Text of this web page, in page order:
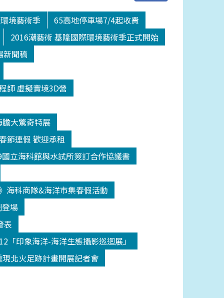
境藝術季
65高地停車場7/4起收費
2016潮藝術 基隆國際環境藝術季正式開始
新聞稿
師 虛擬實境3D營
大驚奇特展
節連假 歡迎承租
國立海科館與水試所簽訂合作協議書
海科商隊&海洋市集春假活動
場
表
「印象海洋-海洋生態攝影巡迴展」
現北火足跡計畫開展記者會